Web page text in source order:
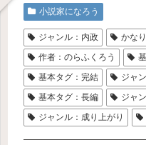
小説家になろう
ジャンル：内政 かな
作者：のらふくろう
基本タグ：完結
ジャ
基本タグ：長編
ジャ
ジャンル：成り上がり